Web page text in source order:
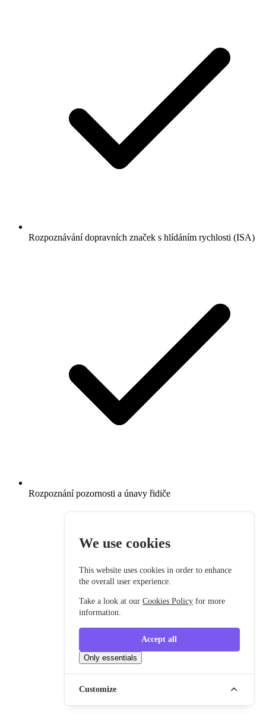
We use cookies
This website uses cookies in order to enhance
the overall user experience.
Take a look at ourCookies Policy for more
information.
Accept all
Only essentials
Customize
Rozpoznávání dopravních značek s hlídáním rychlosti (ISA)
Rozpoznání pozornosti a únavy řidiče